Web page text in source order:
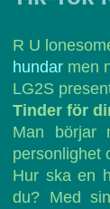
R U
hundar men
LG2S
Tinder för
Man börjar
personlighet
Hur ska en
du? Med